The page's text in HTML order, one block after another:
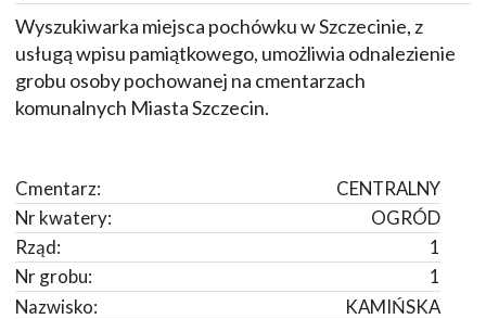
Wyszukiwarka miejsca pochówku w Szczecinie, z
usługą wpisu pamiątkowego, umożliwia odnalezienie
grobu osoby pochowanej na cmentarzach
komunalnych Miasta Szczecin.
CENTRALNY
Cmentarz:
OGRÓD
Nr kwatery:
1
Rząd:
1
Nr grobu:
KAMIŃSKA
Nazwisko: